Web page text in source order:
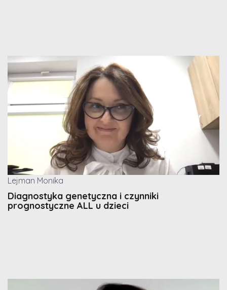
Lejman Monika
Diagnostyka genetyczna i czynniki
prognostyczne ALL u dzieci